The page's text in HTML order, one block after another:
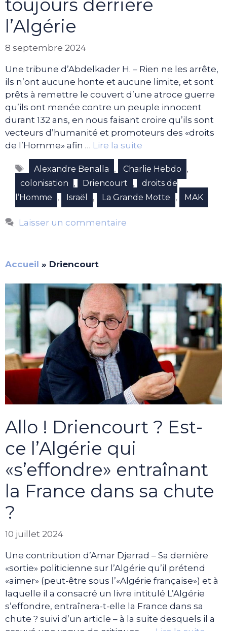
toujours derrière
l’Algérie
8 septembre 2024
Une tribune d’Abdelkader H. – Rien ne les arrête,
ils n’ont aucune honte et aucune limite, et sont
prêts à remettre le couvert d’une atroce guerre
qu’ils ont menée contre un peuple innocent
durant 132 ans, en nous faisant croire qu’ils sont
vecteurs d’humanité et promoteurs des «droits
de l’Homme» afin … Lire la suite
Étiquettes
Alexandre Benalla , Charlie Hebdo ,
colonisation , Driencourt ,
droits de
l’Homme
, Israël , La Grande Motte , MAK
Laisser un commentaire
Accueil » Driencourt
Allo ! Driencourt ? Est-
ce l’Algérie qui
«s’effondre» entraînant
la France dans sa chute
?
10 juillet 2024
Une contribution d’Amar Djerrad – Sa dernière
«sortie» politicienne sur l’Algérie qu’il prétend
«aimer» (peut-être sous l’«Algérie française») et à
laquelle il a consacré un livre intitulé L’Algérie
s’effondre, entraînera-t-elle la France dans sa
chute ? suivi d’un article – à la suite desquels il a